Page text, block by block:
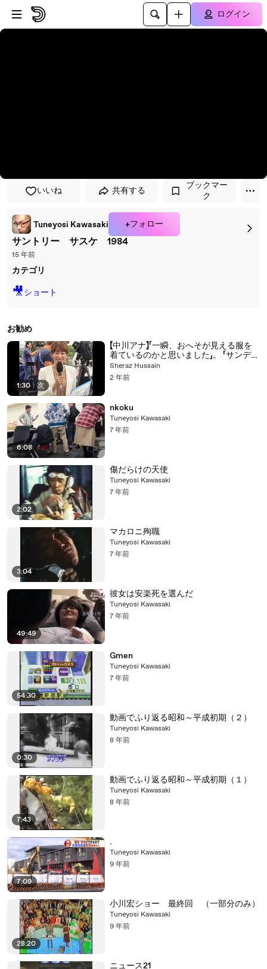
プレイヤーにスキップ
メインコンテンツにスキップ
ログイン
いいね 共有する
ブックマー
ク
Tuneyosi Kawasaki +フォロー
サントリー サスケ 1984
15 年前
カテゴリ
🎥ショート
お勧め
1:30 | 次
【中川アナ】「一瞬、おへそが見える服を
着ているのかと思いました」。 「サンデー
スポーツ」アナウンサーがパリ五輪開会
式をリポート、その服装にネット驚愕
【NHKアナウンサー】 【東京五輪開会式
Sheraz Hussain
2 年前
6:08
nkoku
Tuneyosi Kawasaki
7 年前
2:02
傷だらけの天使
Tuneyosi Kawasaki
7 年前
3:04
マカロニ殉職
Tuneyosi Kawasaki
7 年前
49:49
彼女は安楽死を選んだ
Tuneyosi Kawasaki
7 年前
54:30
Gmen
Tuneyosi Kawasaki
7 年前
0:30
動画でふり返る昭和～平成初期（２）
Tuneyosi Kawasaki
8 年前
7:43
動画でふり返る昭和～平成初期（１）
Tuneyosi Kawasaki
8 年前
7:09
.
Tuneyosi Kawasaki
9 年前
28:20
小川宏ショー 最終回 （一部分のみ）
Tuneyosi Kawasaki
9 年前
ニュース21